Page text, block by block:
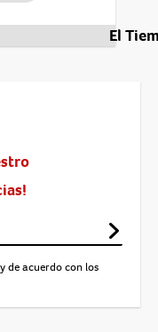
El
de acuerdo con los